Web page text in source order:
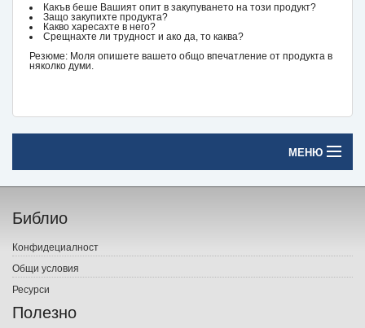
Какъв беше Вашият опит в закупуването на този продукт?
Защо закупихте продукта?
Какво харесахте в него?
Срещнахте ли трудност и ако да, то каква?
Резюме: Моля опишете вашето общо впечатление от продукта в
няколко думи.
МЕНЮ
Начало
Печатни книги
Електронни книги
Е-списания
Библио
Конфидециалност
Общи условия
Ресурси
Полезно